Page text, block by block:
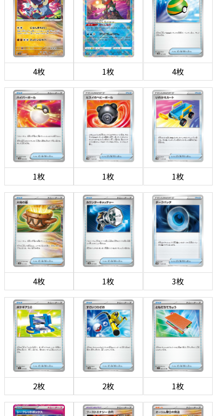
4枚 1枚 4枚
1枚 1枚 1枚
4枚 1枚 3枚
2枚 2枚 1枚